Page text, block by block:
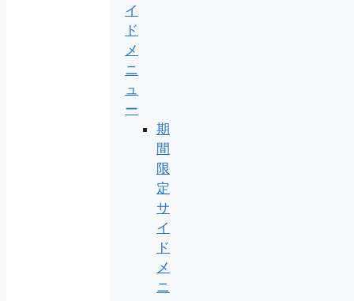
イ
ド
メ
ニ
ュ
ー
期
間
限
定
サ
イ
ド
メ
ニ